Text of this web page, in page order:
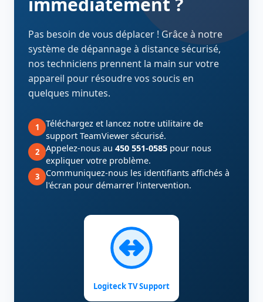
Pas besoin de vous déplacer ! Grâce à notre
système de dépannage à distance sécurisé,
nos techniciens prennent la main sur votre
appareil pour résoudre vos soucis en
quelques minutes.
1
Téléchargez et lancez notre utilitaire de
support TeamViewer sécurisé.
2 Appelez-nous au 450 551-0585 pour nous
expliquer votre problème.
3
Communiquez-nous les identifiants affichés à
l'écran pour démarrer l'intervention.
Logiteck TV Support